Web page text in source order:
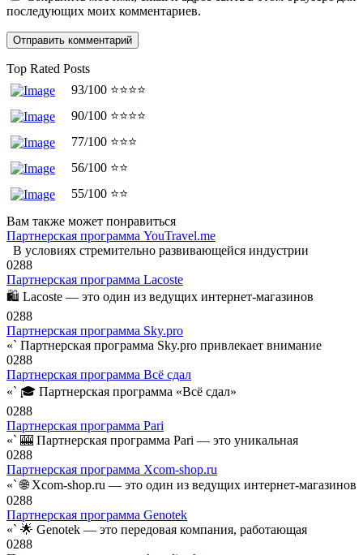
последующих моих комментариев.
Top Rated Posts
93/100 ⭐⭐⭐⭐
90/100 ⭐⭐⭐⭐
77/100 ⭐⭐⭐
56/100 ⭐⭐
55/100 ⭐⭐
Вам также может понравиться
Партнерская программа YouTravel.me
В условиях стремительно развивающейся индустрии
0288
Партнерская программа Lacoste
🛍️ Lacoste — это один из ведущих интернет-магазинов
0288
Партнерская программа Sky.pro
«` Партнерская программа Sky.pro привлекает внимание
0288
Партнерская программа Всё сдал
«` 🎓 Партнерская программа «Всё сдал»
0288
Партнерская программа Pari
«` 🎰 Партнерская программа Pari — это уникальная
0288
Партнерская программа Xcom-shop.ru
«` 🌐 Xcom-shop.ru — это один из ведущих интернет-магазинов
0288
Партнерская программа Genotek
«` 🌟 Genotek — это передовая компания, работающая
0288